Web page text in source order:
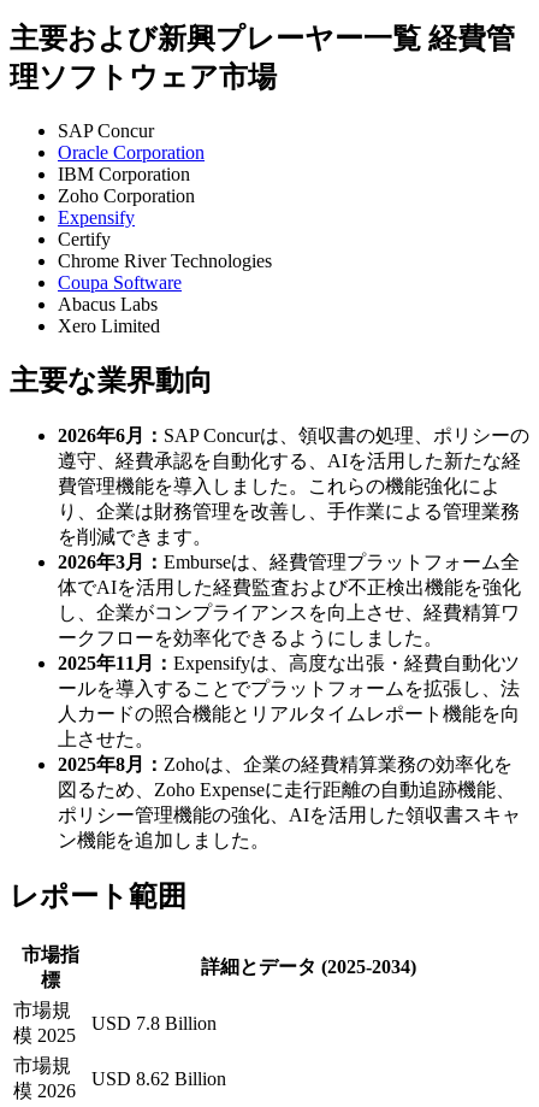
主要および新興プレーヤー一覧 経費管
理ソフトウェア市場
SAP Concur
Oracle Corporation
IBM Corporation
Zoho Corporation
Expensify
Certify
Chrome River Technologies
Coupa Software
Abacus Labs
Xero Limited
主要な業界動向
2026年6月： SAP Concurは、領収書の処理、ポリシーの
遵守、経費承認を自動化する、AIを活用した新たな経
費管理機能を導入しました。これらの機能強化によ
り、企業は財務管理を改善し、手作業による管理業務
を削減できます。
2026年3月： Emburseは、経費管理プラットフォーム全
体でAIを活用した経費監査および不正検出機能を強化
し、企業がコンプライアンスを向上させ、経費精算ワ
ークフローを効率化できるようにしました。
2025年11月： Expensifyは、高度な出張・経費自動化ツ
ールを導入することでプラットフォームを拡張し、法
人カードの照合機能とリアルタイムレポート機能を向
上させた。
2025年8月： Zohoは、企業の経費精算業務の効率化を
図るため、Zoho Expenseに走行距離の自動追跡機能、
ポリシー管理機能の強化、AIを活用した領収書スキャ
ン機能を追加しました。
レポート範囲
市場指
標
詳細とデータ (2025-2034)
市場規
模 2025
USD 7.8 Billion
市場規
模 2026
USD 8.62 Billion